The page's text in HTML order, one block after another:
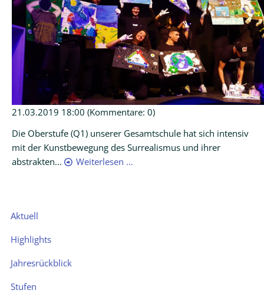
21.03.2019 18:00 (Kommentare: 0)
Die Oberstufe (Q1) unserer Gesamtschule hat sich intensiv
mit der Kunstbewegung des Surrealismus und ihrer
abstrakten...
Weiterlesen …
Navigation
Aktuell
Highlights
Jahresrückblick
Stufen